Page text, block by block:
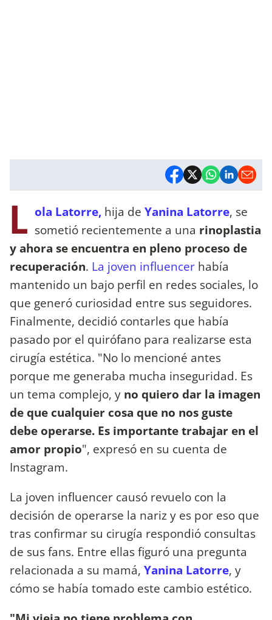
L ola Latorre, hija de Yanina Latorre, se
sometió recientemente a una rinoplastia
y ahora se encuentra en pleno proceso de
recuperación. La joven influencer había
mantenido un bajo perfil en redes sociales, lo
que generó curiosidad entre sus seguidores.
Finalmente, decidió contarles que había
pasado por el quirófano para realizarse esta
cirugía estética. "No lo mencioné antes
porque me generaba mucha inseguridad. Es
un tema complejo, y no quiero dar la imagen
de que cualquier cosa que no nos guste
debe operarse. Es importante trabajar en el
amor propio", expresó en su cuenta de
Instagram.
La joven influencer causó revuelo con la
decisión de operarse la nariz y es por eso que
tras confirmar su cirugía respondió consultas
de sus fans. Entre ellas figuró una pregunta
relacionada a su mamá, Yanina Latorre, y
cómo se había tomado este cambio estético.